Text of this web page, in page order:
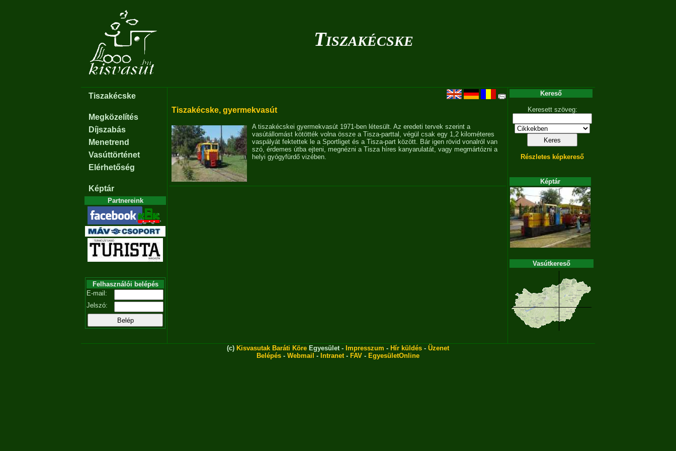
Tiszakécske
Tiszakécske
Megközelítés
Díjszabás
Menetrend
Vasúttörténet
Elérhetőség
Képtár
Partnereink
Felhasználói belépés
E-mail:
Jelszó:
Tiszakécske, gyermekvasút
A tiszakécskei gyermekvasút 1971-ben létesült. Az eredeti tervek szerint a
vasútállomást kötötték volna össze a Tisza-parttal, végül csak egy 1,2 kilométeres
vaspályát fektettek le a Sportliget és a Tisza-part között. Bár igen rövid vonalról van
szó, érdemes útba ejteni, megnézni a Tisza híres kanyarulatát, vagy megmártózni a
helyi gyógyfürdő vizében.
Kereső
Keresett szöveg:
Részletes képkereső
Képtár
Vasútkereső
(c) Kisvasutak Baráti Köre Egyesület - Impresszum - Hír küldés - Üzenet
Belépés - Webmail - Intranet- FAV - EgyesületOnline